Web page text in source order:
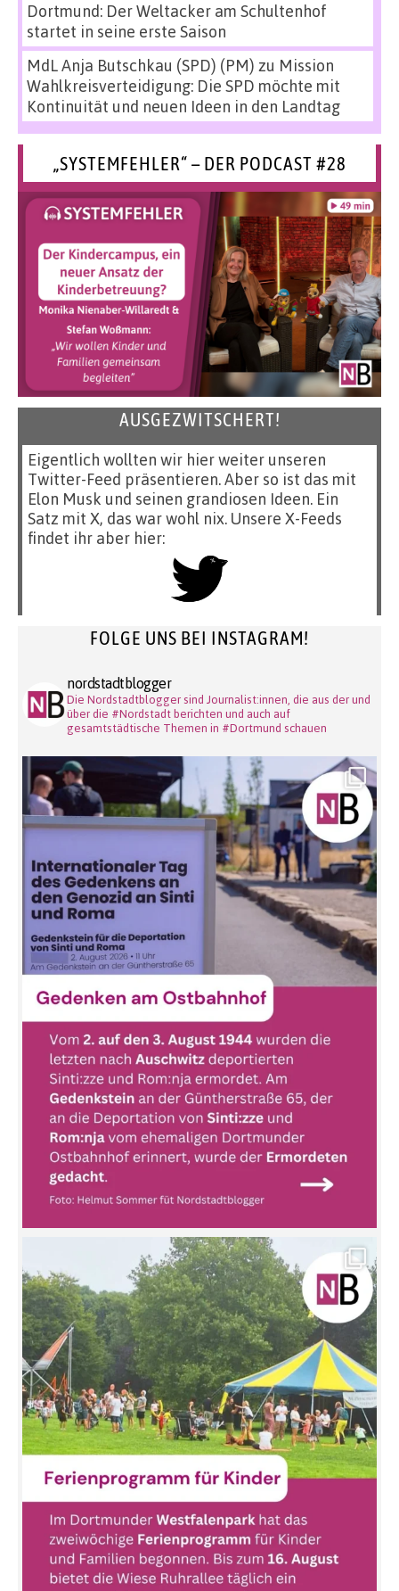
Dortmund: Der Weltacker am Schultenhof
startet in seine erste Saison
MdL Anja Butschkau (SPD) (PM) zu Mission
Wahlkreisverteidigung: Die SPD möchte mit
Kontinuität und neuen Ideen in den Landtag
„SYSTEMFEHLER“ – DER PODCAST #28
AUSGEZWITSCHERT!
Eigentlich wollten wir hier weiter unseren
Twitter-Feed präsentieren. Aber so ist das mit
Elon Musk und seinen grandiosen Ideen. Ein
Satz mit X, das war wohl nix. Unsere X-Feeds
findet ihr aber hier:
FOLGE UNS BEI INSTAGRAM!
nordstadtblogger
Die Nordstadtblogger sind Journalist:innen, die aus der und
über die #Nordstadt berichten und auch auf
gesamtstädtische Themen in #Dortmund schauen